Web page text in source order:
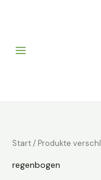
Start/ Produkte
regenbogen